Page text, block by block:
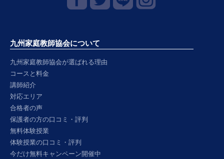
九州家庭教師協会について
九州家庭教師協会が選ばれる理由
コースと料金
講師紹介
対応エリア
合格者の声
保護者の方の口コミ・評判
無料体験授業
体験授業の口コミ・評判
今だけ無料キャンペーン開催中